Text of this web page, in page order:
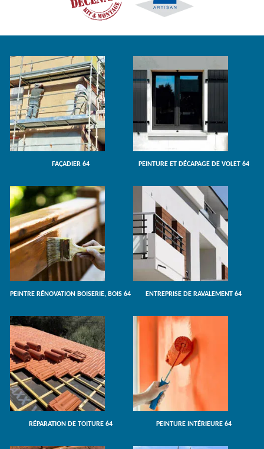
FAÇADIER 64 PEINTURE ET DÉCAPAGE DE VOLET 64
PEINTRE RÉNOVATION BOISERIE, BOIS 64 ENTREPRISE DE RAVALEMENT 64
RÉPARATION DE TOITURE 64 PEINTURE INTÉRIEURE 64